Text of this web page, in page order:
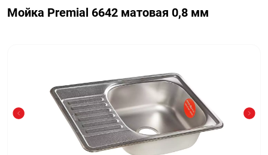
Мойка Premial 6642 матовая 0,8 мм